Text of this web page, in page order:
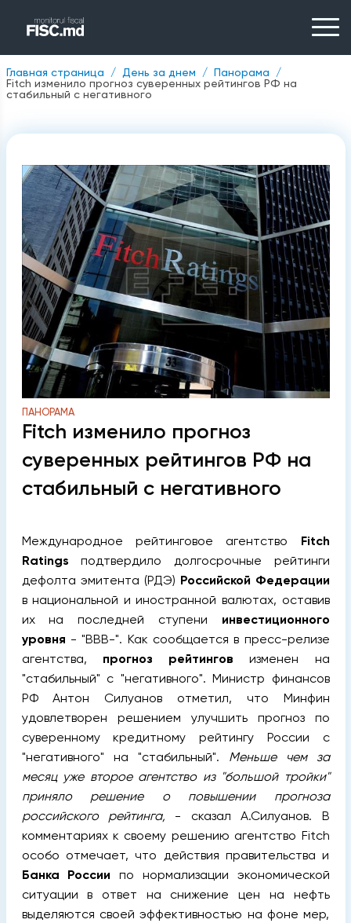
Главная страница День за днем
Панорама
Fitch изменило прогноз суверенных рейтингов РФ на
стабильный с негативного
ПАНОРАМА
Fitch изменило прогноз
суверенных рейтингов РФ на
стабильный с негативного
Международное рейтинговое агентство Fitch
Ratings подтвердило долгосрочные рейтинги
дефолта эмитента (РДЭ) Российской Федерации
в национальной и иностранной валютах, оставив
их на последней ступени инвестиционного
уровня - "BBB-". Как сообщается в пресс-релизе
агентства, прогноз рейтингов изменен на
"стабильный" с "негативного". Министр финансов
РФ Антон Силуанов отметил, что Минфин
удовлетворен решением улучшить прогноз по
суверенному кредитному рейтингу России с
"негативного" на "стабильный". Меньше чем за
месяц уже второе агентство из "большой тройки"
приняло решение о повышении прогноза
российского рейтинга, - сказал А.Силуанов. В
комментариях к своему решению агентство Fitch
особо отмечает, что действия правительства и
Банка России по нормализации экономической
ситуации в ответ на снижение цен на нефть
выделяются своей эффективностью на фоне мер,